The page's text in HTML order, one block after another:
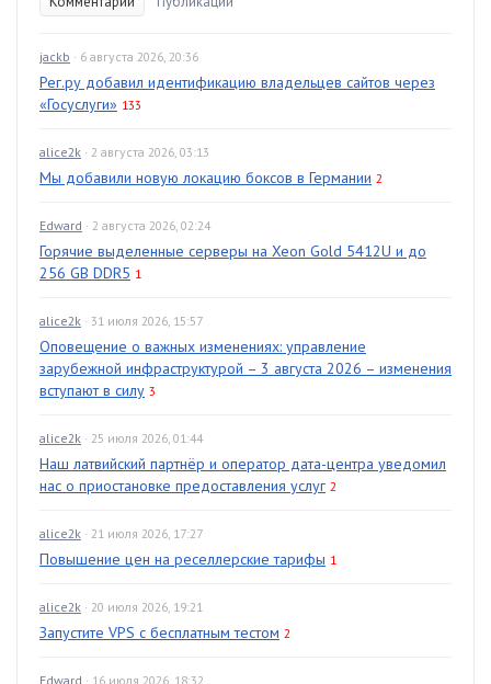
jackb · 6 августа 2026, 20:36
Рег.ру добавил идентификацию владельцев сайтов через
«Госуслуги» 133
alice2k · 2 августа 2026, 03:13
Мы добавили новую локацию боксов в Германии 2
Edward · 2 августа 2026, 02:24
Горячие выделенные серверы на Xeon Gold 5412U и до
256 GB DDR5 1
alice2k · 31 июля 2026, 15:57
Оповещение о важных изменениях: управление
зарубежной инфраструктурой – 3 августа 2026 – изменения
вступают в силу 3
alice2k · 25 июля 2026, 01:44
Наш латвийский партнёр и оператор дата-центра уведомил
нас о приостановке предоставления услуг 2
alice2k · 21 июля 2026, 17:27
Повышение цен на реселлерские тарифы 1
alice2k · 20 июля 2026, 19:21
Запустите VPS с бесплатным тестом 2
Edward · 16 июля 2026, 18:32